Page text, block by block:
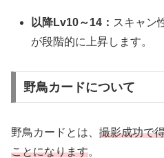
以降Lv10～14： スキャン
が段階的に上昇します。
野鳥カードについて
野鳥カードとは、 撮影成功で
ことになります。